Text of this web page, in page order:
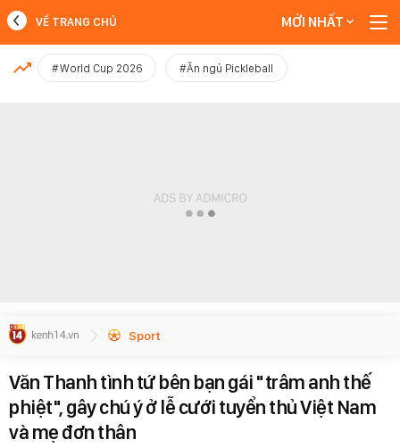
MỚI NHẤT
VỀ TRANG CHỦ MỚI NHẤT
#World Cup 2026 #Ăn ngủ Pickleball
Sport
Văn Thanh tình tứ bên bạn gái "trâm anh thế
phiệt", gây chú ý ở lễ cưới tuyển thủ Việt Nam
và mẹ đơn thân